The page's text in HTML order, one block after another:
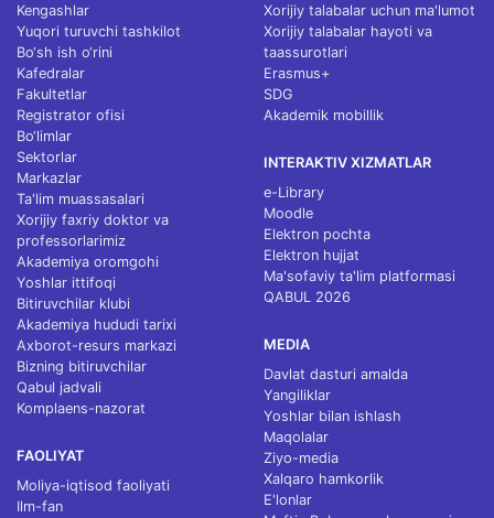
Kengashlar
Yuqori turuvchi tashkilot
Bo‘sh ish o‘rini
Kafedralar
Fakultetlar
Registrator ofisi
Bo‘limlar
Sektorlar
Markazlar
Ta'lim muassasalari
Xorijiy faxriy doktor va
professorlarimiz
Akademiya oromgohi
Yoshlar ittifoqi
Bitiruvchilar klubi
Akademiya hududi tarixi
Axborot-resurs markazi
Bizning bitiruvchilar
Qabul jadvali
Komplaens-nazorat
FAOLIYAT
Moliya-iqtisod faoliyati
Ilm-fan
Xorijiy talabalar uchun ma'lumot
Xorijiy talabalar hayoti va
taassurotlari
Erasmus+
SDG
Akademik mobillik
INTERAKTIV XIZMATLAR
e-Library
Moodle
Elektron pochta
Elektron hujjat
Ma'sofaviy ta'lim platformasi
QABUL 2026
MEDIA
Davlat dasturi amalda
Yangiliklar
Yoshlar bilan ishlash
Maqolalar
Ziyo-media
Xalqaro hamkorlik
E'lonlar